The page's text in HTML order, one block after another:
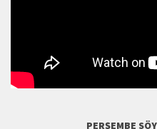
PERŞEMBE